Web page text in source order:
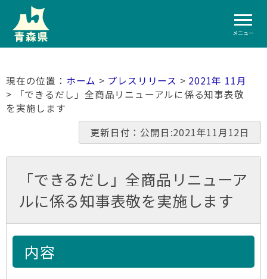
メニュー
ホーム > プレスリリース > 2021年 11月
> 「できるだし」全商品リニューアルに係る知事表敬
を実施します
更新日付：公開日:2021年11月12日
「できるだし」全商品リニューア
ルに係る知事表敬を実施します
内容